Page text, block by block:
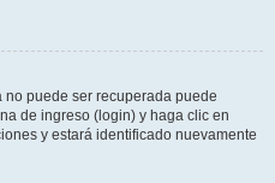
no puede ser recuperada puede
de ingreso (login) y haga clic en
y estará identificado nuevamente